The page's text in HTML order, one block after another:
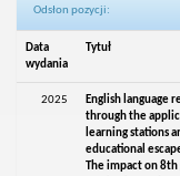
Odsłon pozycji:
Data
wydania
Tytuł
2025
English language
through the
learning stations
educational
The impact on 8th